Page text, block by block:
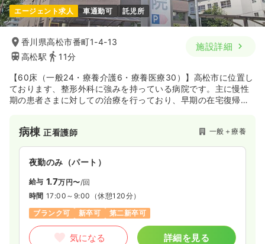
エージェント求人 車通勤可 託児所
香川県高松市番町1-4-13
高松駅
11分
施設詳細
【60床（一般24・療養介護6・療養医療30）】高松市に位置し
ております、整形外科に強みを持っている病院です。主に慢性
期の患者さまに対しての治療を行っており、早期の在宅復帰に
病棟正看護師 一般＋療養
夜勤のみ（パート）
給与 1.7万円〜/回
時間 17:00～9:00 （休憩120分）
ブランク可
新卒可 第二新卒可
気になる 詳細を見る